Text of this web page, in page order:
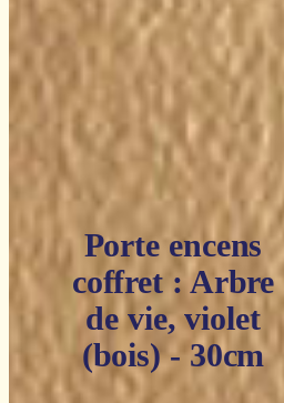
Porte encens
coffret : Arbre
de vie, violet
(bois) - 30cm